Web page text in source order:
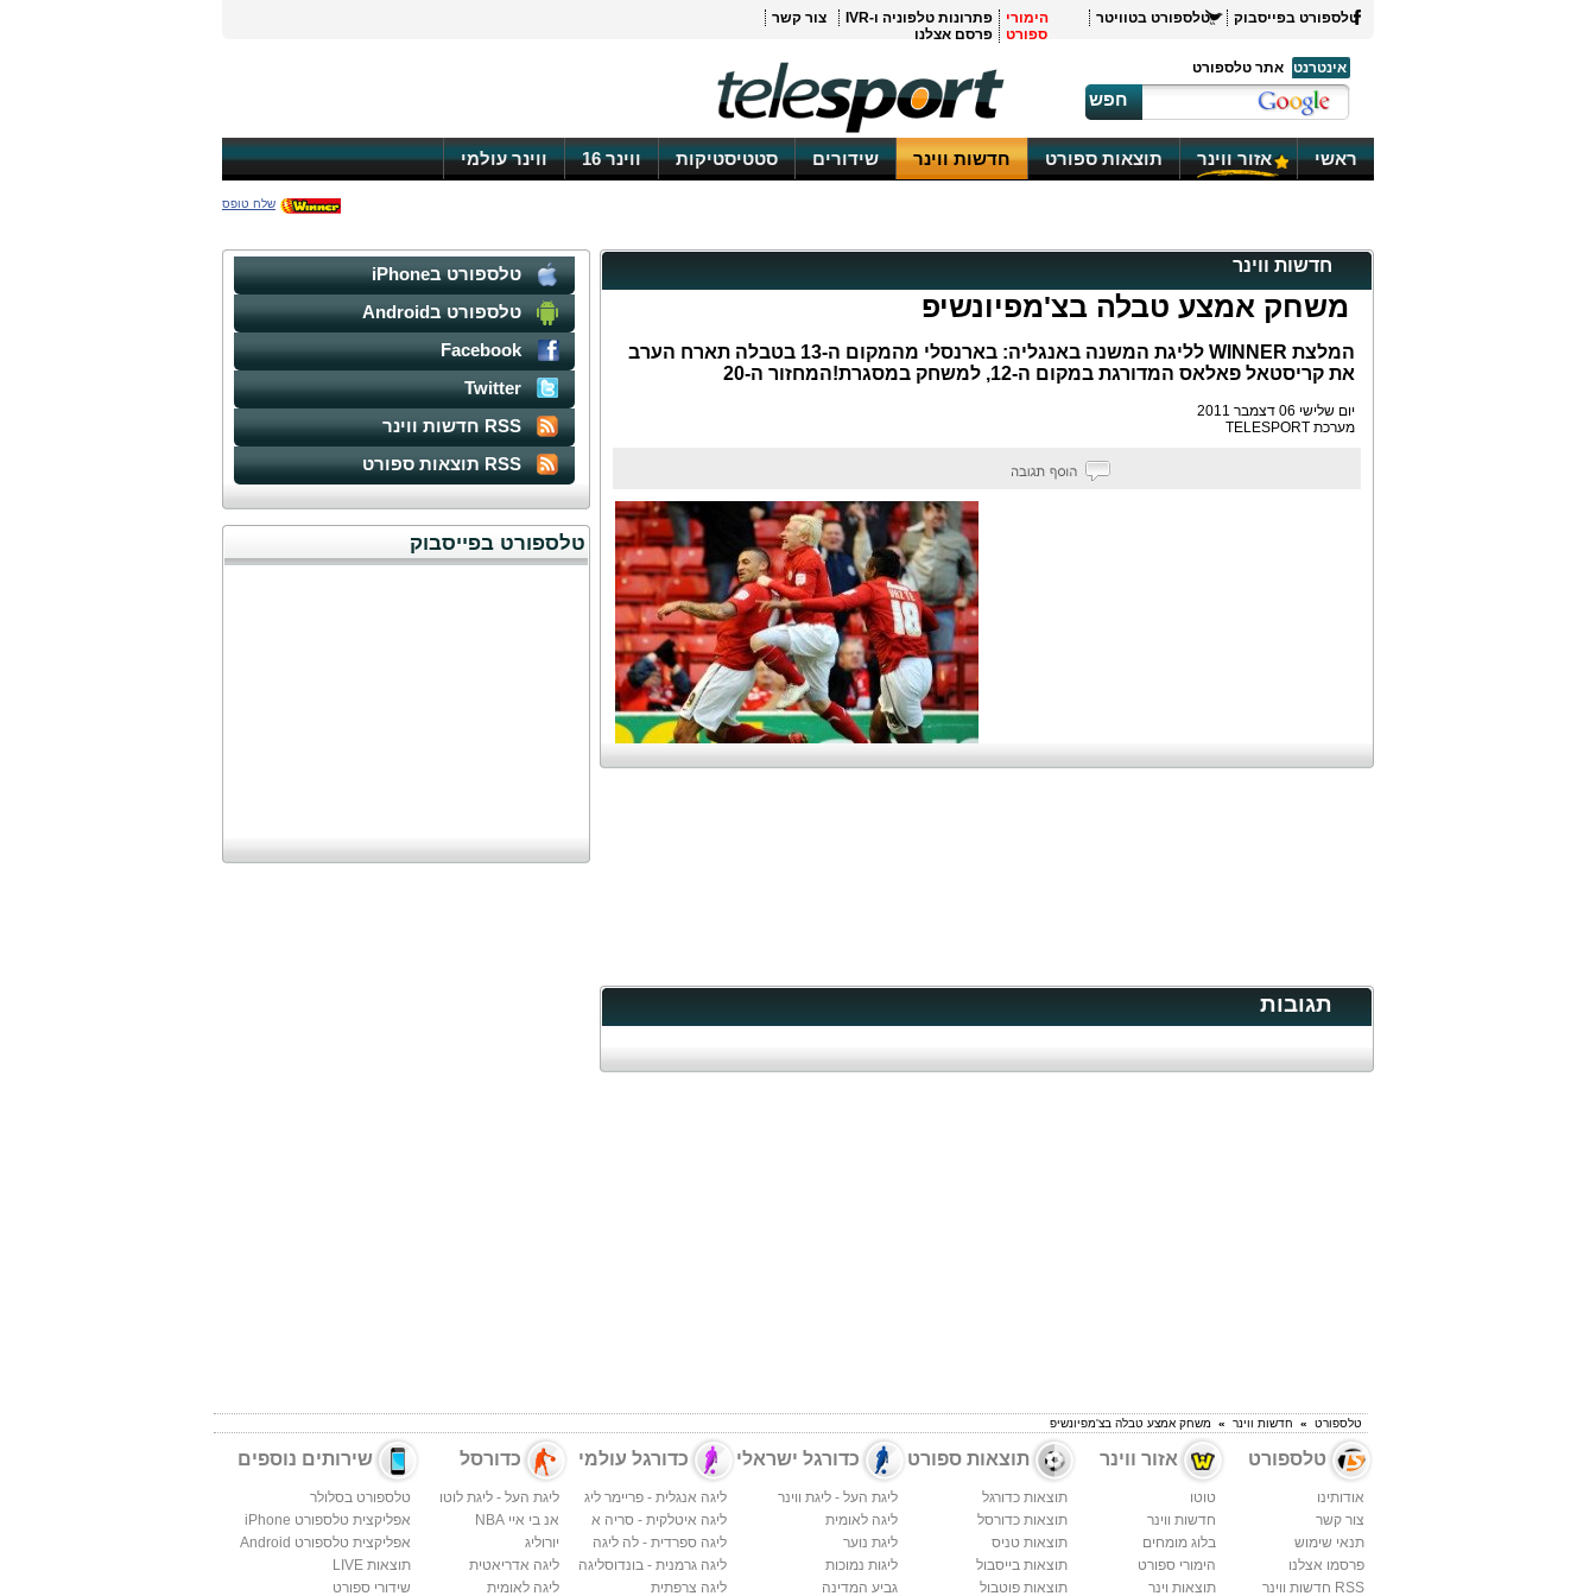
טלספורט בפייסבוק טלספורט בטוויטר
הימורי
ספורט
פתרונות טלפוניה ו-IVR
צור קשר
פרסם אצלנו
אינטרנט
אתר טלספורט
חפש
ראשי אזור ווינר תוצאות ספורט חדשות ווינר שידורים סטטיסטיקות ווינר 16 ווינר עולמי
שלח טופס
חדשות ווינר
משחק אמצע טבלה בצ'מפיונשיפ
המלצת WINNER לליגת המשנה באנגליה: בארנסלי מהמקום ה-13 בטבלה תארח הערב
את קריסטאל פאלאס המדורגת במקום ה-12, למשחק במסגרת!המחזור ה-20
יום שלישי 06 דצמבר 2011
מערכת TELESPORT
תגובות
טלספורט בiPhone
טלספורט בAndroid
Facebook
Twitter
RSS חדשות ווינר
RSS תוצאות ספורט
טלספורט בפייסבוק
טלספורט » חדשות ווינר » משחק אמצע טבלה בצ'מפיונשיפ
טלספורט
אודותינו
צור קשר
תנאי שימוש
פרסמו אצלנו
RSS חדשות ווינר
אזור ווינר
טוטו
חדשות ווינר
בלוג מומחים
הימורי ספורט
תוצאות וינר
תוצאות ספורט
תוצאות כדורגל
תוצאות כדורסל
תוצאות טניס
תוצאות בייסבול
תוצאות פוטבול
כדורגל ישראלי
ליגת העל - ליגת ווינר
ליגה לאומית
ליגת נוער
ליגות נמוכות
גביע המדינה
כדורגל עולמי
ליגה אנגלית - פריימר ליג
ליגה איטלקית - סריה א
ליגה ספרדית - לה ליגה
ליגה גרמנית - בונדוסליגה
ליגה צרפתית
כדורסל
ליגת העל - ליגת לוטו
אנ בי איי NBA
יורוליג
ליגה אדריאטית
ליגה לאומית
שירותים נוספים
טלספורט בסלולר
אפליקצית טלספורט iPhone
אפליקצית טלספורט Android
תוצאות LIVE
שידורי ספורט